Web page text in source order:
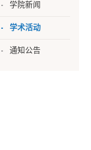
学院新闻
学术活动
通知公告